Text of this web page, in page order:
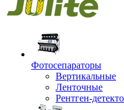
Фотосепараторы
Вертикальные
Ленточные
Рентген-